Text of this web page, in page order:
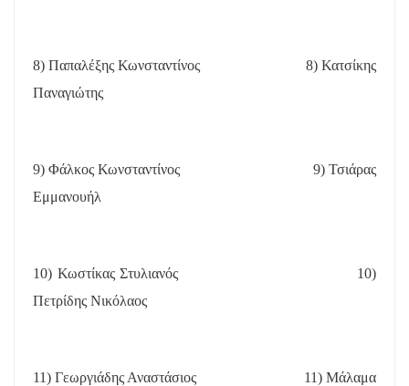
8) Παπαλέξης Κωνσταντίνος
8) Κατσίκης
Παναγιώτης
9) Φάλκος Κωνσταντίνος
9) Τσιάρας
Εμμανουήλ
10) Κωστίκας Στυλιανός
10)
Πετρίδης Νικόλαος
11) Γεωργιάδης Αναστάσιος
11) Μάλαμα